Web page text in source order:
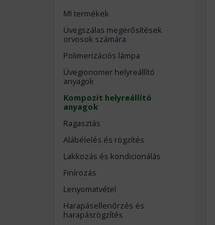
MI termékek
Üvegszálas megerősítések
orvosok számára
Polimerizációs lámpa
Üvegionomer helyreállító
anyagok
Kompozit helyreállító
anyagok
Ragasztás
Alábélelés és rögzítés
Lakkozás és kondicionálás
Finírozás
Lenyomatvétel
Harapásellenőrzés és
harapásrögzítés